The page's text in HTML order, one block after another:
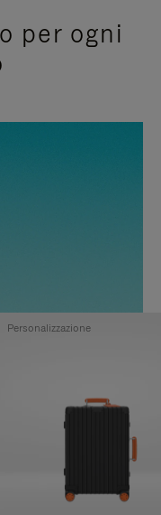
per ogni
Personalizzazione